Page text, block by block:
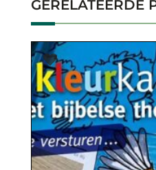
GERELATEERDE